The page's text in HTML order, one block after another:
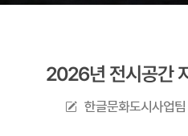
2026년 전시공간
한글문화도시사업팀